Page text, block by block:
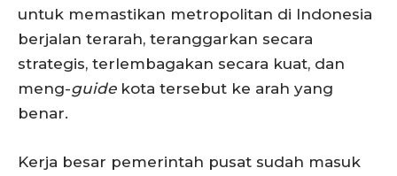
untuk memastikan metropolitan di Indonesia
berjalan terarah, teranggarkan secara
strategis, terlembagakan secara kuat, dan
meng-guidekota tersebut ke arah yang
benar.
Kerja besar pemerintah pusat sudah masuk